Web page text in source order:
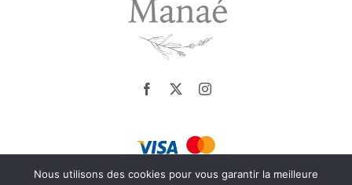
Nous utilisons des cookies pour vous garantir la meilleure